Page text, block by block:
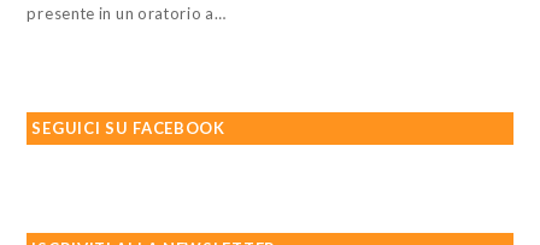
presente in un oratorio a…
SEGUICI SU FACEBOOK